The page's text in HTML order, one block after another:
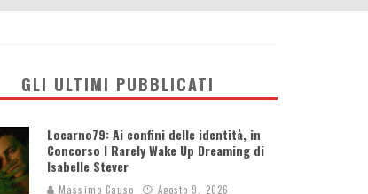
GLI ULTIMI PUBBLICATI
Locarno79: Ai confini delle identità, in
Concorso I Rarely Wake Up Dreaming di
Isabelle Stever
Massimo Causo Agosto 9, 2026